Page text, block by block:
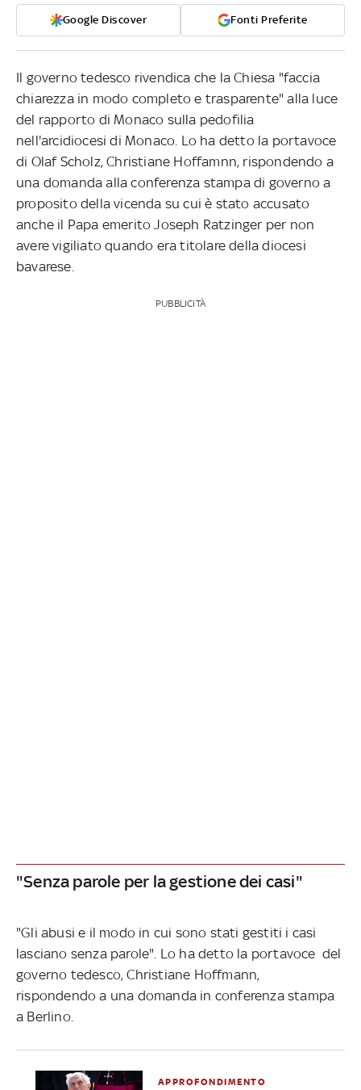
Google Discover Fonti Preferite
Il governo tedesco rivendica che la Chiesa "faccia
chiarezza in modo completo e trasparente" alla luce
del rapporto di Monaco sulla pedofilia
nell'arcidiocesi di Monaco. Lo ha detto la portavoce
di Olaf Scholz, Christiane Hoffamnn, rispondendo a
una domanda alla conferenza stampa di governo a
proposito della vicenda su cui è stato accusato
anche il Papa emerito Joseph Ratzinger per non
avere vigiliato quando era titolare della diocesi
bavarese.
PUBBLICITÀ
"Senza parole per la gestione dei casi"
"Gli abusi e il modo in cui sono stati gestiti i casi
lasciano senza parole". Lo ha detto la portavoce del
governo tedesco, Christiane Hoffmann,
rispondendo a una domanda in conferenza stampa
a Berlino.
APPROFONDIMENTO